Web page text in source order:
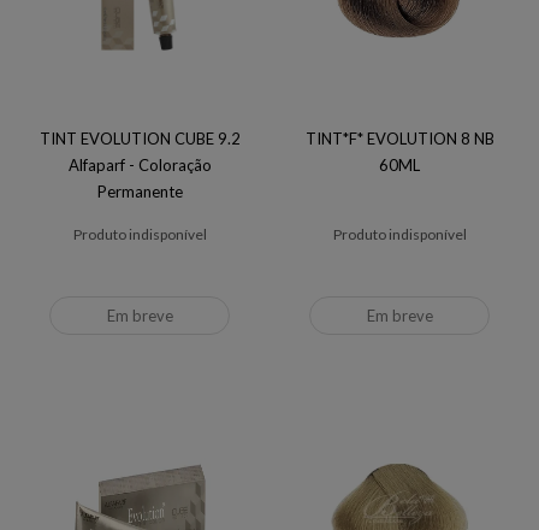
TINT EVOLUTION CUBE 9.2
Alfaparf - Coloração
Permanente
Produto indisponível
Em breve
TINT*F* EVOLUTION 8 NB
60ML
Produto indisponível
Em breve